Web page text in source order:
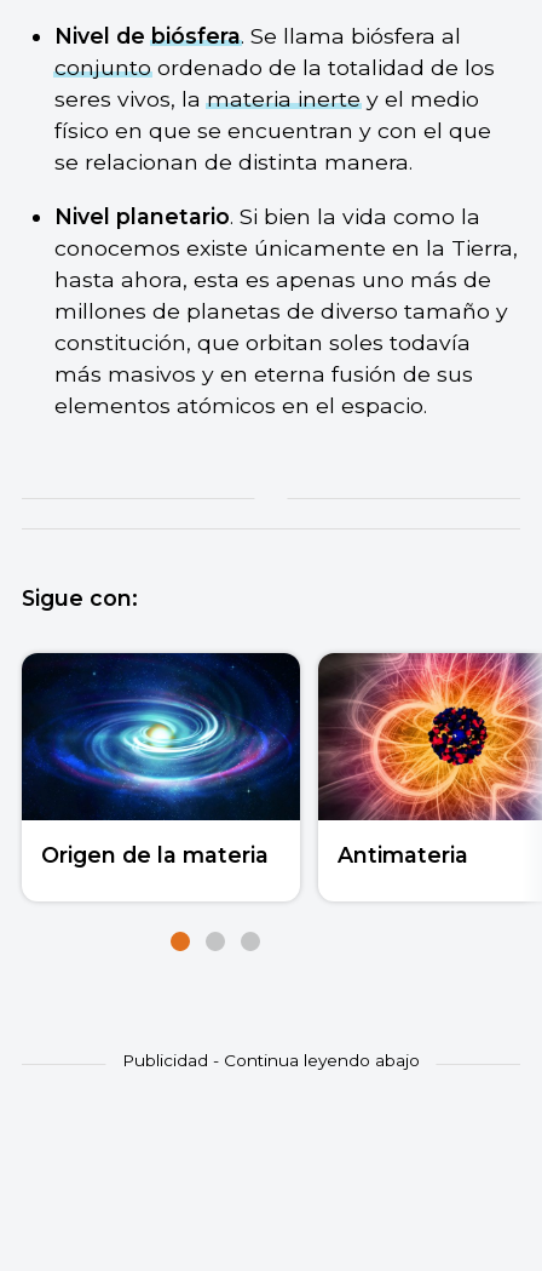
Nivel debiósfera. Se llama biósfera al
conjuntoordenado de la totalidad de los
seres vivos, lamateria inertey el medio
físico en que se encuentran y con el que
se relacionan de distinta manera.
Nivel planetario. Si bien la vida como la
conocemos existe únicamente en la Tierra,
hasta ahora, esta es apenas uno más de
millones de planetas de diverso tamaño y
constitución, que orbitan soles todavía
más masivos y en eterna fusión de sus
elementos atómicos en el espacio.
Sigue con:
Origen de la materia Antimateria